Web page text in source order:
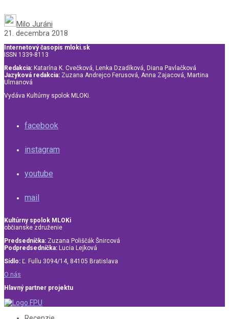
Milo Juráni
21. decembra 2018
Internetový časopis mloki.sk
ISSN 1339-8113
Redakcia: Katarína K. Cvečková, Lenka Dzadíková, Diana Pavlačková
Jazyková redakcia: Zuzana Andrejco Ferusová, Anna Zajacová, Martina
Ulmanová
Vydáva Kultúrny spolok MLOKi.
facebook
instagram
youtube
mail
Kultúrny spolok MLOKi
občianske združenie
Predsedníčka: Zuzana Poliščák Šnircová
Podpredsedníčka: Lucia Lejková
Sídlo: Ľ. Fullu 3094/14, 84105 Bratislava
O nás
Hlavný partner projektu